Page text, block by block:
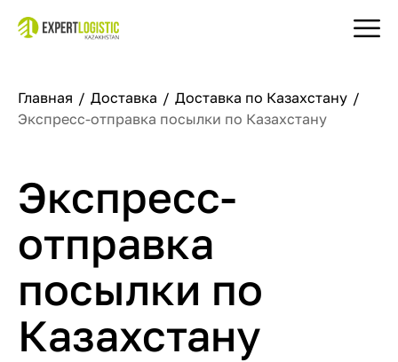
Главная Доставка
Доставка по Казахстану
Экспресс-отправка посылки по Казахстану
Экспресс-
отправка
посылки по
Казахстану